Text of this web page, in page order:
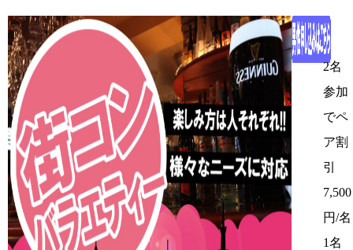
2名
参加
でペ
ア割
引
7,500
円/名
1名